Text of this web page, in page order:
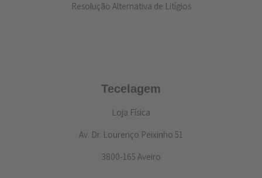
Resolução Alternativa de Litígios
Tecelagem
Loja Física
Av. Dr. Lourenço Peixinho 51
3800-165 Aveiro